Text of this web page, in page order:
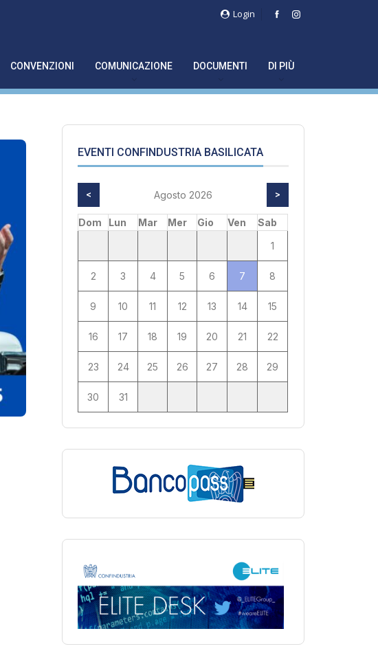
Login
CONVENZIONI COMUNICAZIONE DOCUMENTI DI PIÙ
EVENTI CONFINDUSTRIA BASILICATA
< Agosto 2026 >
Dom Lun Mar Mer Gio Ven
Sab
1
2 3 4 5 6 7 8
9 10 11 12 13 14 15
16 17 18 19 20 21 22
23 24 25 26 27 28 29
30 31